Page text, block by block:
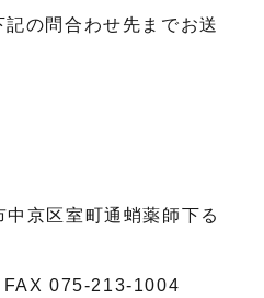
の問合わせ先までお送
京区室町通蛸薬師下る
075-213-1004